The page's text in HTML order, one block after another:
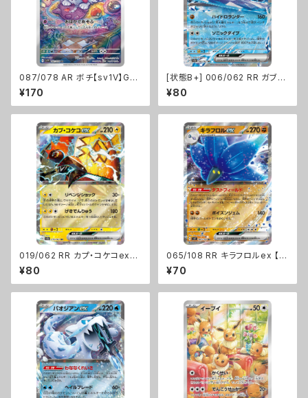
087/078 AR ボチ【sv1V】Gレ
ギュ
¥170
[状態B+] 006/062 RR ガブリ
アスex【sv3a】Gレギュ
¥80
019/062 RR カプ・コケコex【s
v3a】Gレギュ
¥80
065/108 RR キラフロルex 【s
v3】 Gレギュ
¥70